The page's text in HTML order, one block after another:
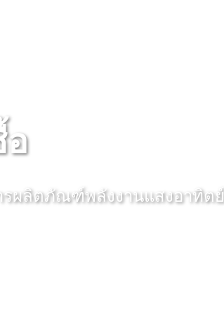
อ
รผลิตภัณฑ์พลังงานแสงอาทิตย์